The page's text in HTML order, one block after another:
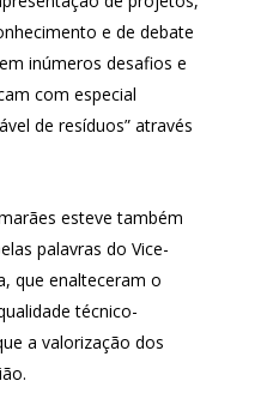
e de debate
inúmeros desafios e
com especial
de resíduos” através
esteve também
palavras do Vice-
que enalteceram o
técnico-
a valorização dos